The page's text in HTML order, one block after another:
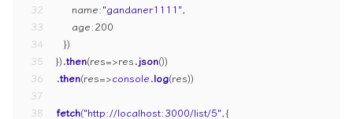
32
33
34
35
36
37
38
name:"gandaner1111",
age:200
  })
}).then(res=>res.json())
.then(res=>console.log(res))
fetch("http://localhost:3000/list/5",{